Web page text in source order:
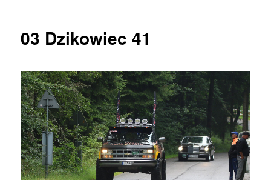
03 Dzikowiec 41